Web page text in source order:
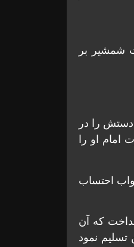
شمشير بر
دستش را در
او را
احتساب
كه آن
تسليم نمود